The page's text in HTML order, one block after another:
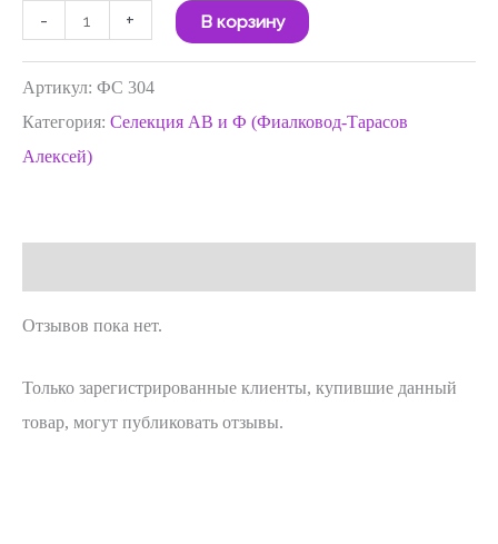
- + В корзину
Артикул: ФС 304
Категория: Селекция АВ и Ф (Фиалковод-Тарасов
Алексей)
Отзывов пока нет.
Только зарегистрированные клиенты, купившие данный
товар, могут публиковать отзывы.